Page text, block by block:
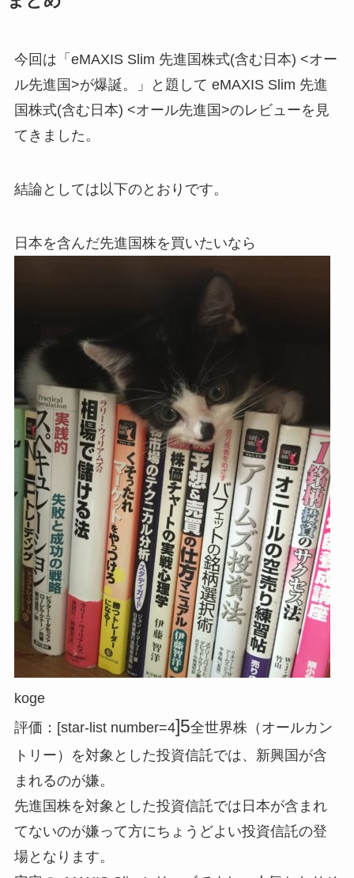
今回は「eMAXIS Slim 先進国株式(含む日本) <オー
ル先進国>が爆誕。」と題して eMAXIS Slim 先進
国株式(含む日本) <オール先進国>のレビューを見
てきました。
結論としては以下のとおりです。
日本を含んだ先進国株を買いたいなら
koge
評価：[star-list number=4]5全世界株（オールカン
トリー）を対象とした投資信託では、新興国が含
まれるのが嫌。
先進国株を対象とした投資信託では日本が含まれ
てないのが嫌って方にちょうどよい投資信託の登
場となります。